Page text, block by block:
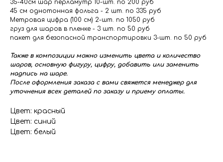
35-40см шар перламутр 10-шт. по 200 руб
45 см однотонная фольга - 2 шт. по 335 руб
Метровая цифра (100 см) 2-шт. по 1050 руб
груз для шаров в пленке - 3 шт. по 50 руб
пакет для безопасной транспортировки 3-шт. по 50 руб
Также в композиции можно изменить цвета и количество
шаров, основную фигуру, цифру, добавить или заменить
надпись на шаре.
После оформления заказа с вами свяжется менеджер для
уточнения всех деталей по заказу и приему оплаты.
Цвет: красный
Цвет: синий
Цвет: белый